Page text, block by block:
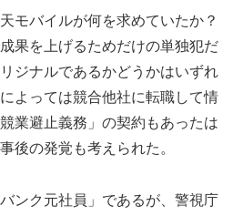
モバイルが何を求めていたか？
果を上げるためだけの単独犯だ
ジナルであるかどうかはいずれ
よっては競合他社に転職して情
業避止義務」の契約もあったは
後の発覚も考えられた。
ンク元社員」であるが、警視庁